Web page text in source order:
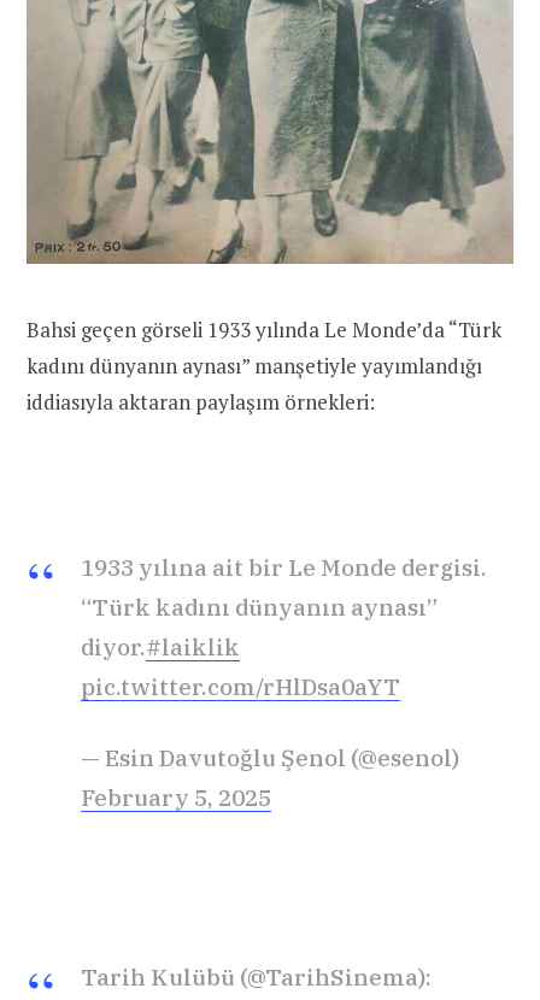
Bahsi geçen görseli 1933 yılında Le Monde’da “Türk
kadını dünyanın aynası” manşetiyle yayımlandığı
iddiasıyla aktaran paylaşım örnekleri:
1933 yılına ait bir Le Monde dergisi.
“Türk kadını dünyanın aynası”
diyor.#laiklik
pic.twitter.com/rHlDsa0aYT
— Esin Davutoğlu Şenol (@esenol)
February 5, 2025
Tarih Kulübü (@TarihSinema):